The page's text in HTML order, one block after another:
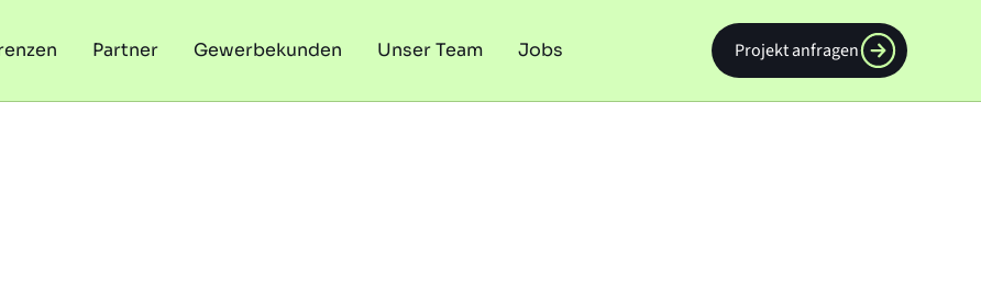
Partner Gewerbekunden Unser Team Jobs Projekt anfragen